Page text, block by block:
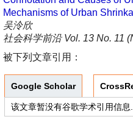
Mechanisms of Urban
吴泠欣
社会科学前沿 Vol. 13 No. 11
被下列文章引用：
Google Scholar
该文章暂没有谷歌学术引用信息.